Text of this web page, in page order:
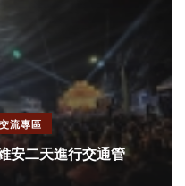
流專區
安二天進行交通管